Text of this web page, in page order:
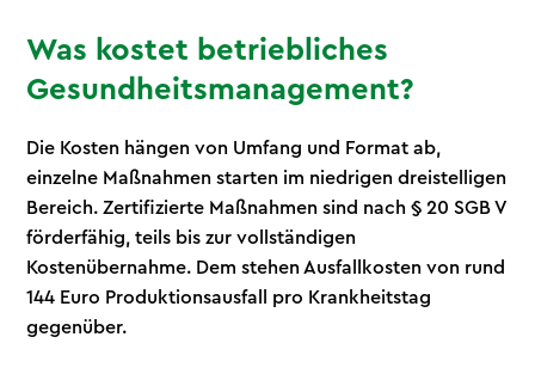
Was kostet betriebliches
Gesundheitsmanagement?
Die Kosten hängen von Umfang und Format ab,
einzelne Maßnahmen starten im niedrigen dreistelligen
Bereich. Zertifizierte Maßnahmen sind nach § 20 SGB V
förderfähig, teils bis zur vollständigen
Kostenübernahme. Dem stehen Ausfallkosten von rund
144 Euro Produktionsausfall pro Krankheitstag
gegenüber.